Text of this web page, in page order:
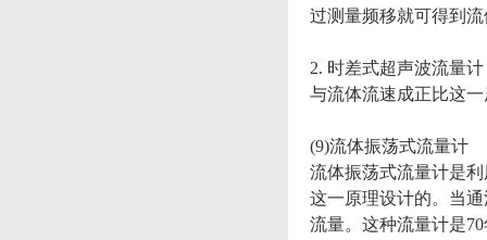
过测量频移就可得到
2. 时差式超声波流量
与流体流速成正比这
(9)流体振荡式流量计
流体振荡式流量计是
这一原理设计的。当
流量。这种流量计是